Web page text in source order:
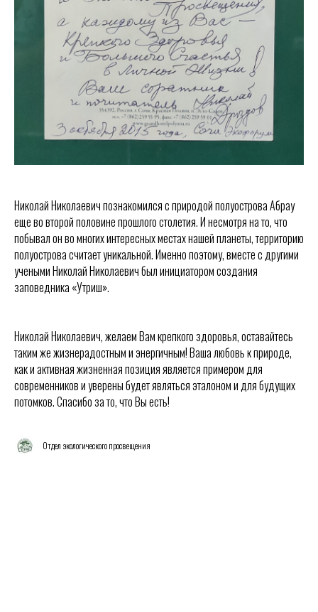
Николай Николаевич познакомился с природой полуострова Абрау
еще во второй половине прошлого столетия. И несмотря на то, что
побывал он во многих интересных местах нашей планеты, территорию
полуострова считает уникальной. Именно поэтому, вместе с другими
учеными Николай Николаевич был инициатором создания
заповедника «Утриш».
Николай Николаевич, желаем Вам крепкого здоровья, оставайтесь
таким же жизнерадостным и энергичным! Ваша любовь к природе,
как и активная жизненная позиция является примером для
современников и уверены будет являться эталоном и для будущих
потомков. Спасибо за то, что Вы есть!
Отдел экологического просвещения